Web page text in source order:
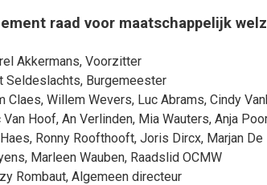
raad voor maatschappelijk
Akkermans, Voorzitter
Seldeslachts, Burgemeester
Claes, Willem Wevers, Luc Abrams, Cindy
Van Hoof, An Verlinden, Mia Wauters, Anja
, Ronny Roofthooft, Joris Dircx, Marjan De
, Marleen Wauben, Raadslid OCMW
Rombaut, Algemeen directeur